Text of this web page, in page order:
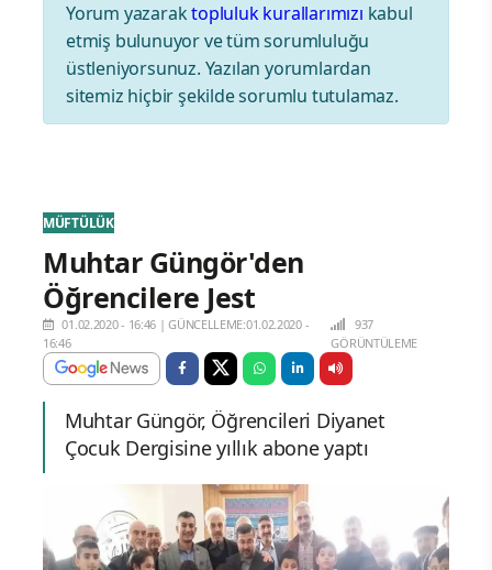
Yorum yazaraktopluluk kurallarımızı kabul
etmiş bulunuyor ve tüm sorumluluğu
üstleniyorsunuz. Yazılan yorumlardan
sitemiz hiçbir şekilde sorumlu tutulamaz.
MÜFTÜLÜK
Muhtar Güngör'den
Öğrencilere Jest
01.02.2020 - 16:46 |GÜNCELLEME:01.02.2020 -
16:46
937
GÖRÜNTÜLEME
Muhtar Güngör, Öğrencileri Diyanet
Çocuk Dergisine yıllık abone yaptı